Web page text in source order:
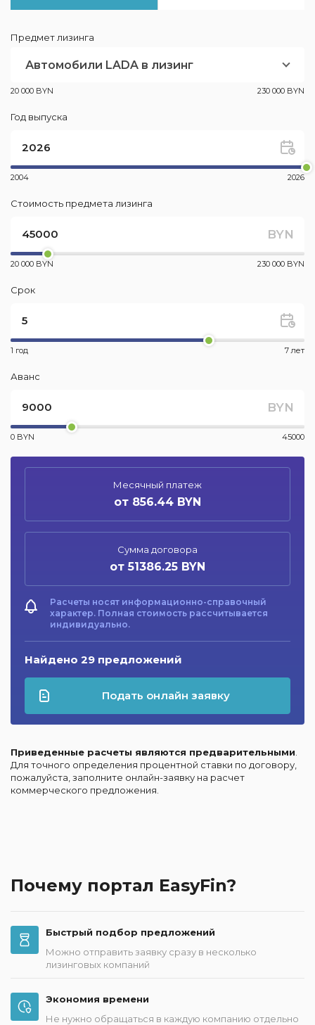
Предмет лизинга
Автомобили LADA в лизинг
20 000 BYN 230 000 BYN
Год выпуска
2004 2026
Стоимость предмета лизинга
BYN
20 000 BYN 230 000 BYN
Срок
1 год 7 лет
Аванс
BYN
0 BYN 45000
Месячный платеж
от 856.44 BYN
Сумма договора
от 51386.25 BYN
Расчеты носят информационно-справочный
характер. Полная стоимость рассчитывается
индивидуально.
Найдено 29 предложений
Подать онлайн заявку
Приведенные расчеты являются предварительными
Для точного определения процентной ставки по договору,
пожалуйста, заполните онлайн-заявку на расчет
коммерческого предложения.
Почему портал EasyFin?
Быстрый подбор предложений
Можно отправить заявку сразу в несколько
лизинговых компаний
Экономия времени
Не нужно обращаться в каждую компанию отдельно